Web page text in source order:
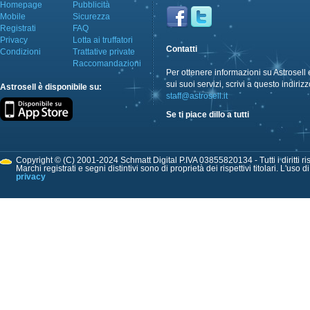
Homepage
Mobile
Registrati
Privacy
Condizioni
Pubblicità
Sicurezza
FAQ
Lotta ai truffatori
Trattative private
Raccomandazioni
Astrosell è disponibile su:
Contatti
Per ottenere informazioni su Astrosell
sui suoi servizi, scrivi a questo
staff@astrosell.it
Se ti piace dillo a tutti
Copyright © (C) 2001-2024 Schmatt Digital P.IVA 03855820134 - Tutti i diritti
Marchi registrati e segni distintivi sono di proprietà dei rispettivi titolari. L'uso
privacy